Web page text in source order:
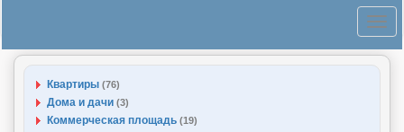
Квартиры (76)
Дома и дачи (3)
Коммерческая площадь (19)